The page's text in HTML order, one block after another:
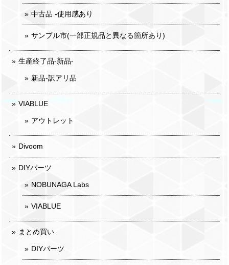
中古品 -使用感あり
サンプル市(一部正規品と異なる箇所あり)
生産終了品-新品-
新品-訳アリ品
VIABLUE
アウトレット
Divoom
DIYパーツ
NOBUNAGA Labs
VIABLUE
まとめ買い
DIYパーツ